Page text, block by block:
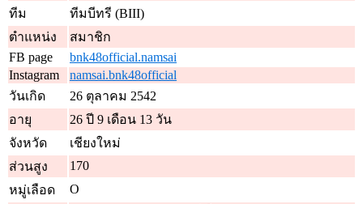
ทีม
ทีมบีทรี (BIII)
ตำแหน่ง
สมาชิก
FB page
bnk48official.namsai
Instagram
namsai.bnk48official
วันเกิด
26 ตุลาคม 2542
อายุ
26 ปี 9 เดือน 13 วัน
จังหวัด
เชียงใหม่
ส่วนสูง
170
หมู่เลือด
O